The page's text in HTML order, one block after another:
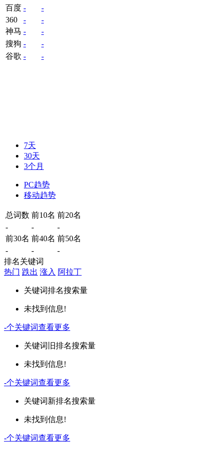
百度 -
-
360
-
-
神马 -
-
搜狗 -
-
谷歌 - -
7天
30天
3个月
PC趋势
移动趋势
总词数 前10名 前20名
-
-
-
前30名 前40名 前50名
-
-
-
排名关键词
热门 跌出 涨入 阿拉丁
关键词排名搜索量
未找到信息!
-个关键词查看更多
关键词 旧排名搜索量
未找到信息!
-个关键词查看更多
关键词新排名搜索量
未找到信息!
-个关键词查看更多